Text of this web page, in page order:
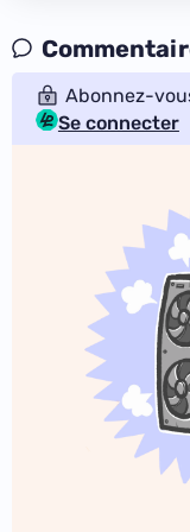
Abonnez-
Se connecter